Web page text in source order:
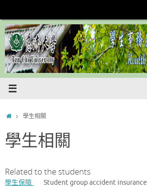
content
Home學生相關
學生相關
Related to the students
學生保險 Student group accident insurance